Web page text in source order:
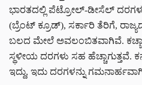
ಭಾರತದಲ್ಲಿ ಪೆಟ್ರೋಲ್-ಡೀಸೆಲ್ ದರಗಳು
(ಬ್ರೆಂಟ್ ಕ್ರೂಡ್), ಸರ್ಕಾರಿ ತೆರಿಗೆ,
ಬಲದ ಮೇಲೆ ಅವಲಂಬಿತವಾಗಿವೆ.
ಸ್ಥಳೀಯ ದರಗಳು ಸಹ ಹೆಚ್ಚಾಗುತ್ತವೆ.
ಇದ್ದು, ಇದು ದರಗಳನ್ನು